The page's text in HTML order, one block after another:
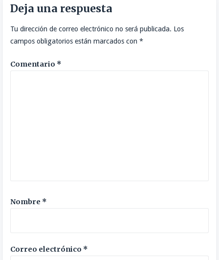
entradas
Deja una respuesta
Tu dirección de correo electrónico no será publicada. Los
campos obligatorios están marcados con *
Comentario *
Nombre *
Correo electrónico *